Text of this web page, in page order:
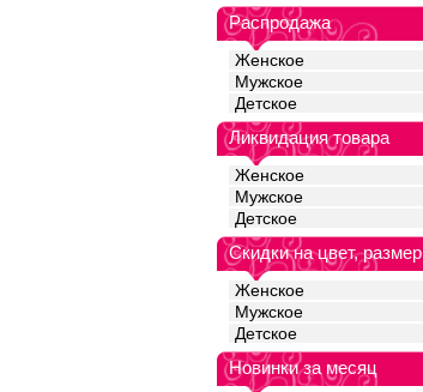
Распродажа
Женское
Мужское
Детское
Ликвидация товара
Женское
Мужское
Детское
Скидки на цвет, размер
Женское
Мужское
Детское
Новинки за месяц